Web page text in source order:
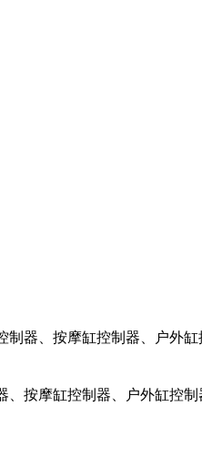
器、按摩缸控制器、户外
按摩缸控制器、户外缸控